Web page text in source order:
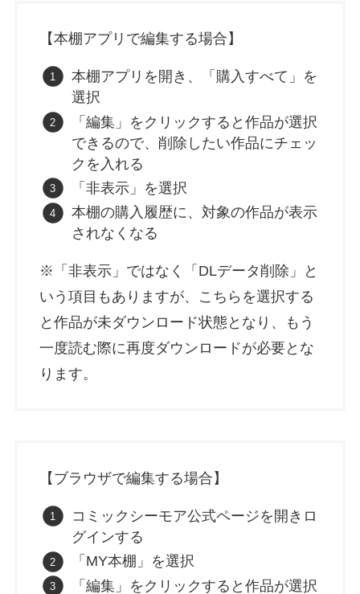
【本棚アプリで編集する場合】
本棚アプリを開き、「購入すべて」を
選択
「編集」をクリックすると作品が選択
できるので、削除したい作品にチェッ
クを入れる
「非表示」を選択
本棚の購入履歴に、対象の作品が表示
されなくなる
※「非表示」ではなく「DLデータ削除」と
いう項目もありますが、こちらを選択する
と作品が未ダウンロード状態となり、もう
一度読む際に再度ダウンロードが必要とな
ります。
【ブラウザで編集する場合】
コミックシーモア公式ページを開きロ
グインする
「MY本棚」を選択
「編集」をクリックすると作品が選択